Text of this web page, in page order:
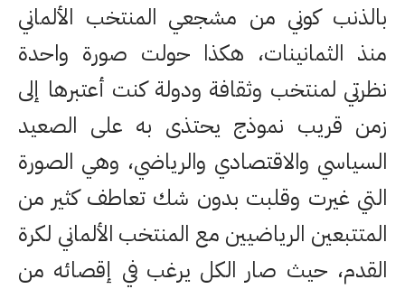
بالذنب كوني من مشجعي المنتخب الألماني
منذ الثمانينات، هكذا حولت صورة واحدة
نظرتي لمنتخب وثقافة ودولة كنت أعتبرها إلى
زمن قريب نموذج يحتذى به على الصعيد
السياسي والاقتصادي والرياضي، وهي الصورة
التي غيرت وقلبت بدون شك تعاطف كثير من
المتتبعين الرياضيين مع المنتخب الألماني لكرة
القدم، حيث صار الكل يرغب في إقصائه من